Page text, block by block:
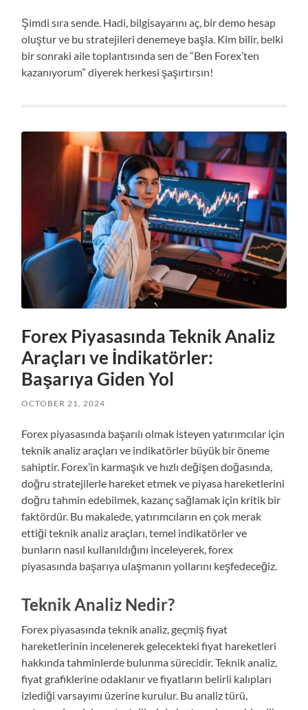
Şimdi sıra sende. Hadi, bilgisayarını aç, bir demo hesap
oluştur ve bu stratejileri denemeye başla. Kim bilir, belki
bir sonraki aile toplantısında sen de “Ben Forex’ten
kazanıyorum” diyerek herkesi şaşırtırsın!
Forex Piyasasında Teknik Analiz
Araçları ve İndikatörler:
Başarıya Giden Yol
OCTOBER 21, 2024
Forex piyasasında başarılı olmak isteyen yatırımcılar için
teknik analiz araçları ve indikatörler büyük bir öneme
sahiptir. Forex’in karmaşık ve hızlı değişen doğasında,
doğru stratejilerle hareket etmek ve piyasa hareketlerini
doğru tahmin edebilmek, kazanç sağlamak için kritik bir
faktördür. Bu makalede, yatırımcıların en çok merak
ettiği teknik analiz araçları, temel indikatörler ve
bunların nasıl kullanıldığını inceleyerek, forex
piyasasında başarıya ulaşmanın yollarını keşfedeceğiz.
Teknik Analiz Nedir?
Forex piyasasında teknik analiz, geçmiş fiyat
hareketlerinin incelenerek gelecekteki fiyat hareketleri
hakkında tahminlerde bulunma sürecidir. Teknik analiz,
fiyat grafiklerine odaklanır ve fiyatların belirli kalıpları
izlediği varsayımı üzerine kurulur. Bu analiz türü,